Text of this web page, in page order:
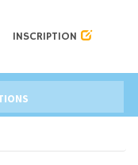
INSCRIPTION